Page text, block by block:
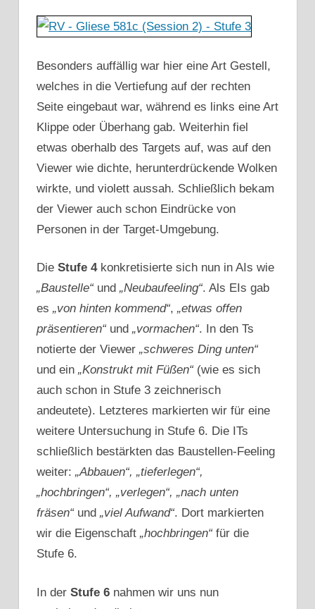
Besonders auffällig war hier eine Art Gestell,
welches in die Vertiefung auf der rechten
Seite eingebaut war, während es links eine Art
Klippe oder Überhang gab. Weiterhin fiel
etwas oberhalb des Targets auf, was auf den
Viewer wie dichte, herunterdrückende Wolken
wirkte, und violett aussah. Schließlich bekam
der Viewer auch schon Eindrücke von
Personen in der Target-Umgebung.
Die Stufe 4konkretisierte sich nun in AIs wie
„Baustelle“ und „Neubaufeeling“. Als EIs gab
es „von hinten kommend“, „etwas offen
präsentieren“ und „vormachen“. In den Ts
notierte der Viewer „schweres Ding unten“
und ein „Konstrukt mit Füßen“ (wie es sich
auch schon in Stufe 3 zeichnerisch
andeutete). Letzteres markierten wir für eine
weitere Untersuchung in Stufe 6. Die ITs
schließlich bestärkten das Baustellen-Feeling
weiter: „Abbauen“, „tieferlegen“,
„hochbringen“, „verlegen“, „nach unten
fräsen“ und „viel Aufwand“. Dort markierten
wir die Eigenschaft „hochbringen“ für die
Stufe 6.
In der Stufe 6 nahmen wir uns nun